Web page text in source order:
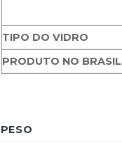
TIPO DO VIDRO
PRODUTO NO BRASIL
PESO